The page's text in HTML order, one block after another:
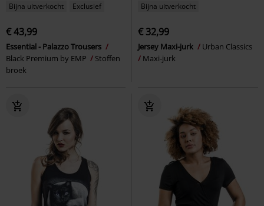
Bijna uitverkocht Exclusief
€ 43,99
Essential - Palazzo Trousers
Black Premium by EMP
Stoffen
broek
Bijna uitverkocht
€ 32,99
Jersey Maxi-jurk
Urban Classics
Maxi-jurk